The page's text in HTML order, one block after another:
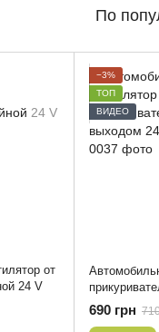
По
от
24 V
−3%
ТОП
ВИДЕО
24 V 13 см
690 грн